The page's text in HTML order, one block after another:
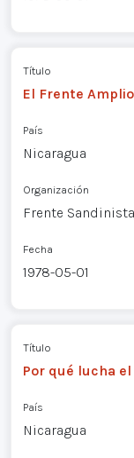
Título
El Frente
País
Nicaragua
Organización
Frente
Fecha
1978-05-01
Título
Por qué lucha
País
Nicaragua